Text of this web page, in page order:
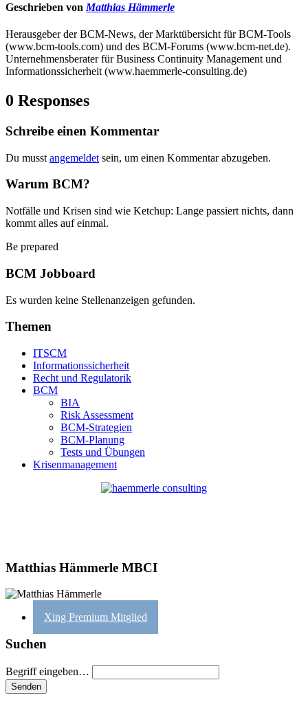
Geschrieben von Matthias Hämmerle
Herausgeber der BCM-News, der Marktübersicht für BCM-Tools
(www.bcm-tools.com) und des BCM-Forums (www.bcm-net.de).
Unternehmensberater für Business Continuity Management und
Informationssicherheit (www.haemmerle-consulting.de)
0 Responses
Schreibe einen Kommentar
Du musst angemeldet sein, um einen Kommentar abzugeben.
Warum BCM?
Notfälle und Krisen sind wie Ketchup: Lange passiert nichts, dann
kommt alles auf einmal.
Be prepared
BCM Jobboard
Es wurden keine Stellenanzeigen gefunden.
Themen
ITSCM
Informationssicherheit
Recht und Regulatorik
BCM
BIA
Risk Assessment
BCM-Strategien
BCM-Planung
Tests und Übungen
Krisenmanagement
Matthias Hämmerle MBCI
Xing Premium Mitglied
Suchen
Begriff eingeben…